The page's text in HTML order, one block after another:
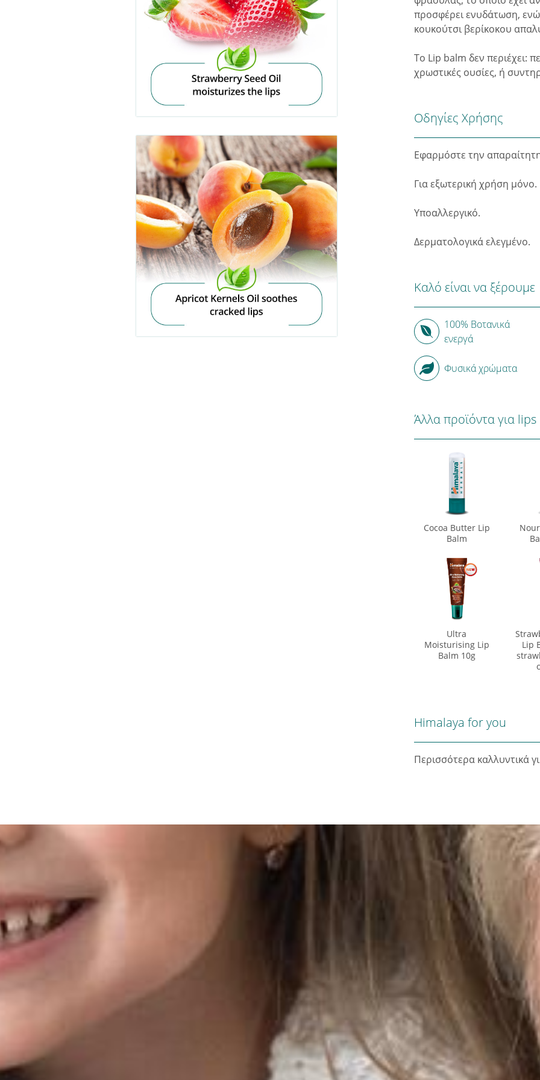
προσφέρει ενυδάτωση,
κουκούτσι βερίκοκου
Το Lip balm δεν περιέχει:
χρωστικές ουσίες, ή
Οδηγίες Χρήσης
Εφαρμόστε την
Για εξωτερική χρήση μόνο.
Υποαλλεργικό.
Δερματολογικά ελεγμένο.
Καλό είναι να ξέρουμε
100% Βοτανικά
ενεργά
Φυσικά χρώματα
Άλλα προϊόντα για lips
Cocoa Butter Lip
Balm
Ultra
Moisturising Lip
Balm 10g
Lip
Himalaya for you
Περισσότερα καλλυντικά